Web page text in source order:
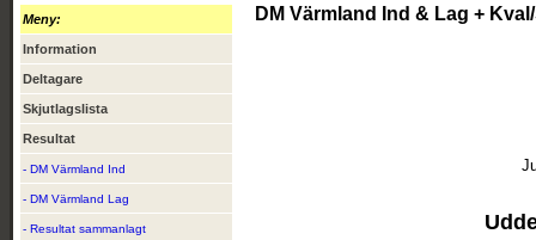
Meny:
Information
Deltagare
Skjutlagslista
Resultat
- DM Värmland Ind
- DM Värmland Lag
- Resultat sammanlagt
DM Värmland Ind & Lag +